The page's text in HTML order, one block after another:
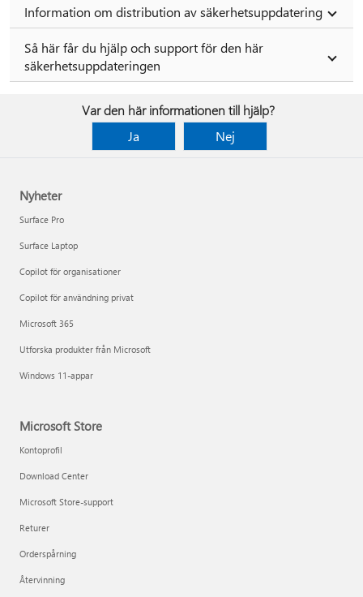
Information om distribution av säkerhetsuppdatering
Så här får du hjälp och support för den här
säkerhetsuppdateringen
Var den här informationen till hjälp?
Ja
Nej
Nyheter
Surface Pro
Surface Laptop
Copilot för organisationer
Copilot för användning privat
Microsoft 365
Utforska produkter från Microsoft
Windows 11-appar
Microsoft Store
Kontoprofil
Download Center
Microsoft Store-support
Returer
Orderspårning
Återvinning